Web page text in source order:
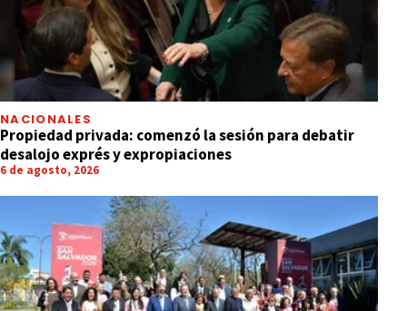
NACIONALES
Propiedad privada: comenzó la sesión para debatir
desalojo exprés y expropiaciones
6 de agosto, 2026